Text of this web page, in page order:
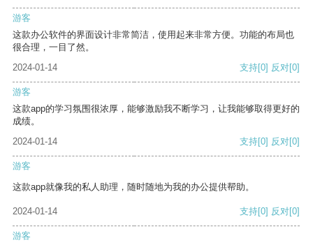
游客
这款办公软件的界面设计非常简洁，使用起来非常方便。功能的布局也
很合理，一目了然。
2024-01-14
支持[0] 反对[0]
游客
这款app的学习氛围很浓厚，能够激励我不断学习，让我能够取得更好的
成绩。
2024-01-14
支持[0] 反对[0]
游客
这款app就像我的私人助理，随时随地为我的办公提供帮助。
2024-01-14 支持[0] 反对[0]
游客